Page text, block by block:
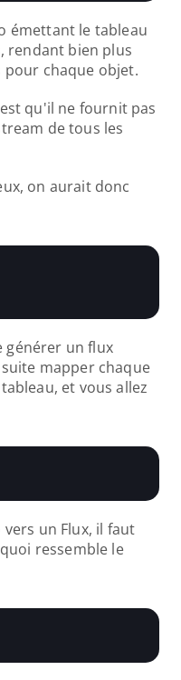
émettant le tableau
rendant bien plus
chaque objet.
qu'il ne fournit pas
de tous les
on aurait donc
générer un flux
mapper chaque
et vous allez
un Flux, il faut
ressemble le